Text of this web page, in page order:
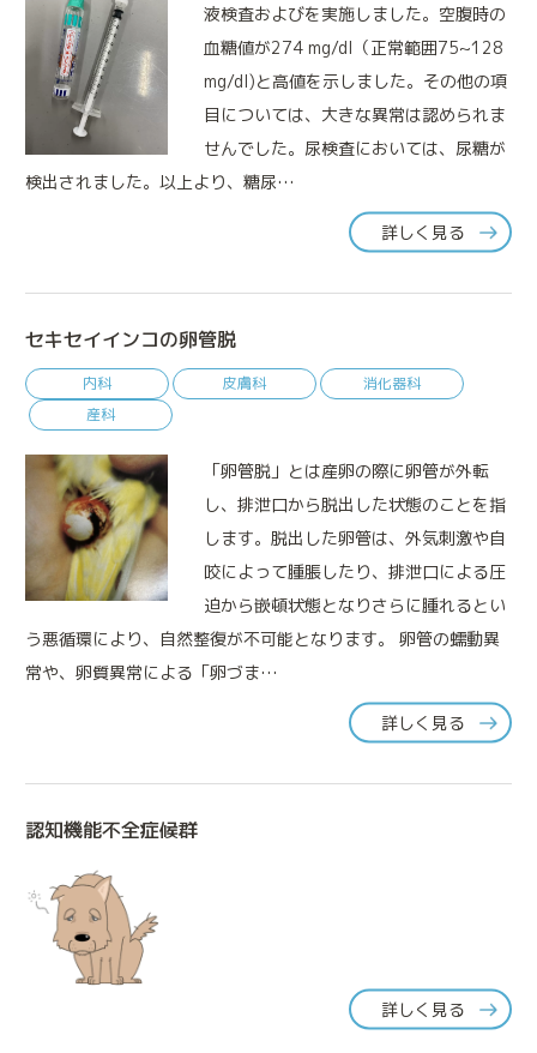
液検査およびを実施しました。空腹時の
血糖値が274 mg/dl（正常範囲75~128
mg/dl)と高値を示しました。その他の項
目については、大きな異常は認められま
せんでした。尿検査においては、尿糖が
検出されました。以上より、糖尿…
詳しく見る
セキセイインコの卵管脱
内科 皮膚科
消化器科
産科
「卵管脱」とは産卵の際に卵管が外転
し、排泄口から脱出した状態のことを指
します。脱出した卵管は、外気刺激や自
咬によって腫脹したり、排泄口による圧
迫から嵌頓状態となりさらに腫れるとい
う悪循環により、自然整復が不可能となります。 卵管の蠕動異
常や、卵質異常による「卵づま…
詳しく見る
認知機能不全症候群
詳しく見る